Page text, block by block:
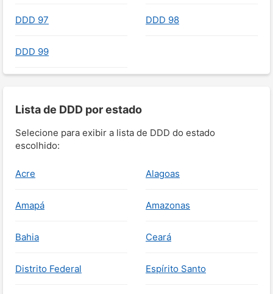
DDD 97 DDD 98
DDD 99
Lista de DDD por estado
Selecione para exibir a lista de DDD do estado
escolhido:
Acre Alagoas
Amapá Amazonas
Bahia Ceará
Distrito Federal Espírito Santo